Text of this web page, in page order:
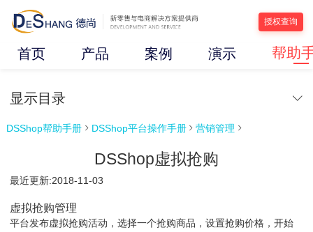
授权查询
首页 产品 案例 演示 帮助
显示目录
DSShop帮助手册  DSShop平台操作手册  营销管理 
DSShop虚拟抢购
最近更新:2018-11-03
虚拟抢购管理
平台发布虚拟抢购活动，选择一个抢购商品，设置抢购价格，开始